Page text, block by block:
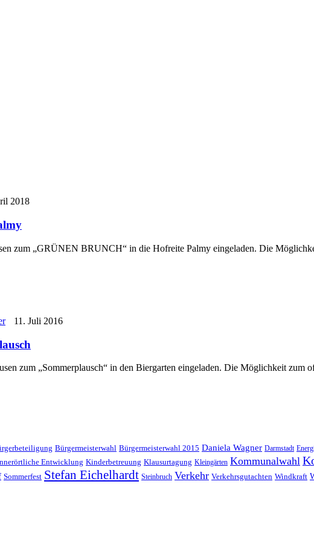
2018
zum „GRÜNEN BRUNCH“ in die Hofreite Palmy eingeladen. Die
11. Juli 2016
zum „Sommerplausch“ in den Biergarten eingeladen. Die Möglichkeit zum
Bürgermeisterwahl Bürgermeisterwahl 2015 Daniela Wagner Darmstadt
Entwicklung Kinderbetreuung Klausurtagung Kleingärten Kommunalwahl
Sommerfest Stefan Eichelhardt Steinbruch Verkehr Verkehrsgutachten Windkraft